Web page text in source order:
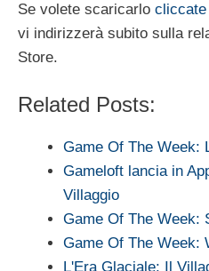
Se volete scaricarlo
vi indirizzerà subito sulla
Store.
Related Posts:
Game Of The Week:
Gameloft lancia in
Villaggio
Game Of The Week:
Game Of The Week:
L'Era Glaciale: Il